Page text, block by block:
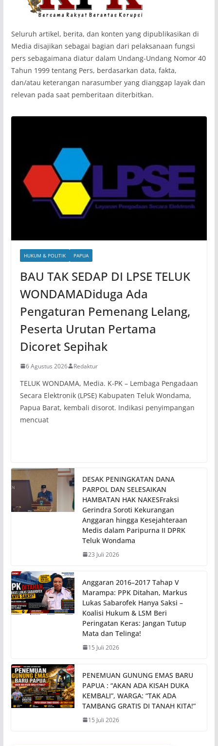
‎Seluruh artikel, berita, dan konten yang dipublikasikan di
Media disajikan sebagai bagian dari pelaksanaan fungsi
pers sebagaimana diatur dalam Undang-Undang Nomor 40
Tahun 1999 tentang Pers, berdasarkan data, fakta,
dan/atau keterangan narasumber yang dianggap layak dan
relevan pada saat pemberitaan diterbitkan.
HUKUM & POLITIK PAPUA
BAU TAK SEDAP DI LPSE TELUK
WONDAMADiduga Ada
Pengaturan Pemenang Lelang,
Peserta Urutan Pertama
Dicoret Sepihak
6 Agustus 2026 Redaktur
TELUK WONDAMA, Media. K-PK – Lembaga Pengadaan
Secara Elektronik (LPSE) Kabupaten Teluk Wondama,
Papua Barat, kembali disorot. Indikasi penyimpangan
mencuat
DESAK PENINGKATAN DANA
PARPOL DAN SELESAIKAN
HAMBATAN HAK NAKESFraksi
Gerindra Soroti Kekurangan
Anggaran hingga Kesejahteraan
Medis dalam Paripurna II DPRK
Teluk Wondama
23 Juli 2026
Anggaran 2016–2017 Tahap V
Marampa: PPK Ditahan, Markus
Lukas Sabarofek Hanya Saksi –
Koalisi Hukum & LSM Beri
Peringatan Keras: Jangan Tutup
Mata dan Telinga!
15 Juli 2026
PENEMUAN GUNUNG EMAS BARU
PAPUA : “AKAN ADA KISAH DUKA
KEMBALI”, WARGA: “TAK ADA
TAMBANG GRATIS DI TANAH KITA!”
15 Juli 2026